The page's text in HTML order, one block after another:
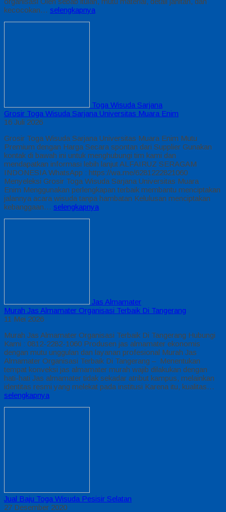
kecocokan… selengkapnya
Toga Wisuda Sarjana
Grosir Toga Wisuda Sarjana Universitas Muara Enim
16 Juli 2026
Grosir Toga Wisuda Sarjana Universitas Muara Enim Mutu
Premium dengan Harga Secara spontan dari Supplier Gunakan
kontak di bawah ini untuk menghubungi tim kami dan
mendapatkan informasi lebih lanjut ALFAIRUZ SERAGAM
INDONESIA WhatsApp : https://wa.me/6281222821060
Menyeleksi Grosir Toga Wisuda Sarjana Universitas Muara
Enim Menggunakan perlengkapan terbaik membantu menciptakan
jalannya acara wisuda tanpa hambatan Kelulusan menciptakan
kebanggaan… selengkapnya
Jas Almamater
Murah Jas Almamater Organisasi Terbaik Di Tangerang
11 Mei 2026
Murah Jas Almamater Organisasi Terbaik Di Tangerang Hubungi
Kami : 0812-2282-1060 Produsen jas almamater ekonomis
dengan mutu unggulan dan layanan profesional Murah Jas
Almamater Organisasi Terbaik Di Tangerang – Menentukan
tempat konveksi jas almamater murah wajib dilakukan dengan
hati-hati Jas almamater tidak sekadar atribut kampus, melainkan
identitas resmi yang melekat pada institusi Karena itu, kualitas…
selengkapnya
Jual Baju Toga Wisuda Pesisir Selatan
27 Desember 2020